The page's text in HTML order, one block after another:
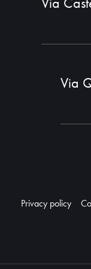
Via
Privacy policy